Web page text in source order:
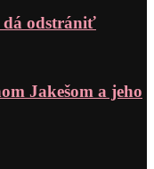
dá odstrániť
Jakešom a jeho